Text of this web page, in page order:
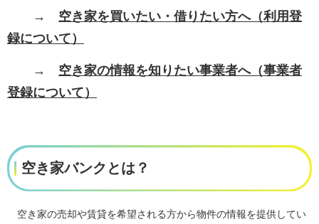
→ 空き家を買いたい・借りたい方へ（利用登
録について）
→ 空き家の情報を知りたい事業者へ（事業者
登録について）
空き家バンクとは？
空き家の売却や賃貸を希望される方から物件の情報を提供してい